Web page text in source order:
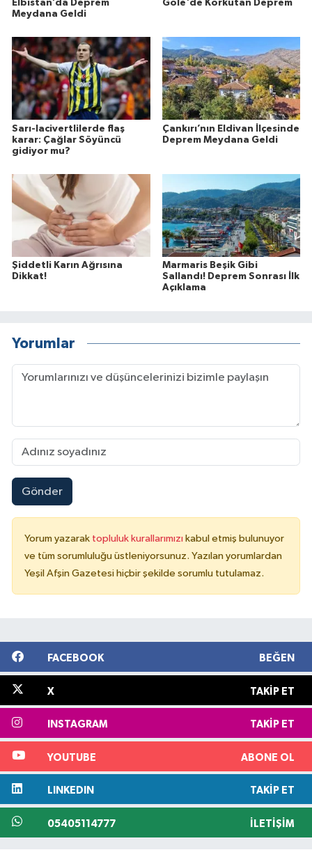
Elbistan’da Deprem
Meydana Geldi
Göle'de Korkutan Deprem
Sarı-lacivertlilerde flaş
karar: Çağlar Söyüncü
gidiyor mu?
Çankırı’nın Eldivan İlçesinde
Deprem Meydana Geldi
Şiddetli Karın Ağrısına
Dikkat!
Marmaris Beşik Gibi
Sallandı! Deprem Sonrası İlk
Açıklama
Yorumlar
Gönder
Yorum yazarak topluluk kurallarımızı kabul etmiş bulunuyor
ve tüm sorumluluğu üstleniyorsunuz. Yazılan yorumlardan
Yeşil Afşin Gazetesi hiçbir şekilde sorumlu tutulamaz.
FACEBOOK BEĞEN
X TAKIP ET
INSTAGRAM TAKIP ET
YOUTUBE ABONE OL
LINKEDIN TAKIP ET
05405114777 İLETIŞIM